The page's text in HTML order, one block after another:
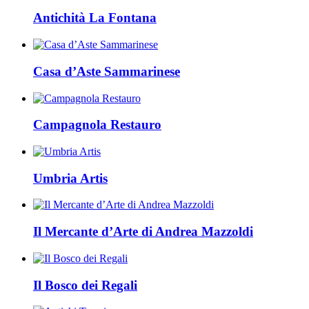
Antichità La Fontana
Casa d’Aste Sammarinese
Campagnola Restauro
Umbria Artis
Il Mercante d’Arte di Andrea Mazzoldi
Il Bosco dei Regali